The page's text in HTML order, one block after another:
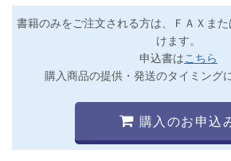
書籍のみをご注文される方は、ＦＡＸま
けます。
申込書はこちら
購入商品の提供・発送のタイミング
購入のお申込